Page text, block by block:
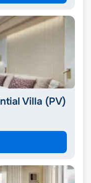
Villa (PV)